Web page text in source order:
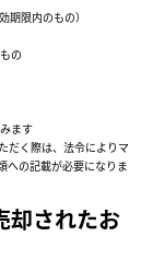
限内のもの）
の
ます
だく際は、法令によりマ
への記載が必要になりま
却されたお